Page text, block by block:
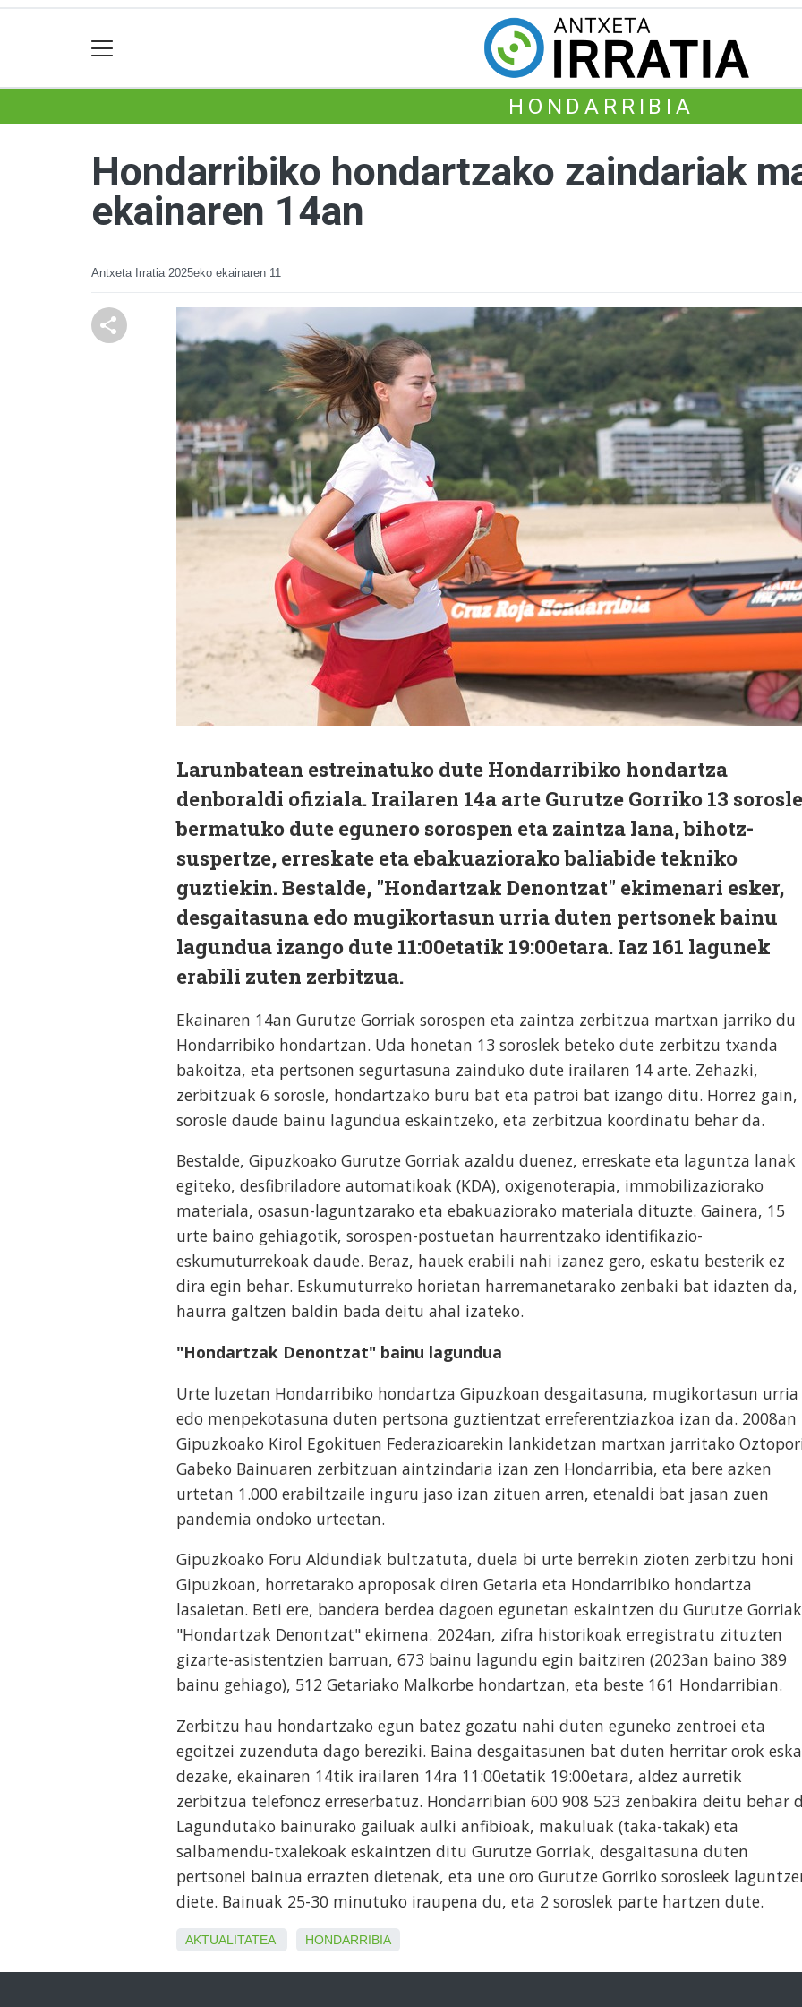
HONDARRIBIA
Hondarribiko hondartzako zaindariak
ekainaren 14an
Antxeta Irratia 2025eko ekainaren 11
Larunbatean estreinatuko dute Hondarribiko hondartza
denboraldi ofiziala. Irailaren 14a arte Gurutze Gorriko 13
bermatuko dute egunero sorospen eta zaintza lana, bihotz-
suspertze, erreskate eta ebakuaziorako baliabide tekniko
guztiekin. Bestalde, "Hondartzak Denontzat" ekimenari esker,
desgaitasuna edo mugikortasun urria duten pertsonek bainu
lagundua izango dute 11:00etatik 19:00etara. Iaz 161 lagunek
erabili zuten zerbitzua.
Ekainaren 14an Gurutze Gorriak sorospen eta zaintza zerbitzua martxan jarriko du
Hondarribiko hondartzan. Uda honetan 13 soroslek beteko dute zerbitzu txanda
bakoitza, eta pertsonen segurtasuna zainduko dute irailaren 14 arte. Zehazki,
zerbitzuak 6 sorosle, hondartzako buru bat eta patroi bat izango ditu. Horrez gain,
sorosle daude bainu lagundua eskaintzeko, eta zerbitzua koordinatu behar da.
Bestalde, Gipuzkoako Gurutze Gorriak azaldu duenez, erreskate eta laguntza lanak
egiteko, desfibriladore automatikoak (KDA), oxigenoterapia, immobilizaziorako
materiala, osasun-laguntzarako eta ebakuaziorako materiala dituzte. Gainera, 15
urte baino gehiagotik, sorospen-postuetan haurrentzako identifikazio-
eskumuturrekoak daude. Beraz, hauek erabili nahi izanez gero, eskatu besterik ez
dira egin behar. Eskumuturreko horietan harremanetarako zenbaki bat idazten da,
haurra galtzen baldin bada deitu ahal izateko.
"Hondartzak Denontzat" bainu lagundua
Urte luzetan Hondarribiko hondartza Gipuzkoan desgaitasuna, mugikortasun urria
edo menpekotasuna duten pertsona guztientzat erreferentziazkoa izan da. 2008an
Gipuzkoako Kirol Egokituen Federazioarekin lankidetzan martxan jarritako
Gabeko Bainuaren zerbitzuan aintzindaria izan zen Hondarribia, eta bere azken
urtetan 1.000 erabiltzaile inguru jaso izan zituen arren, etenaldi bat jasan zuen
pandemia ondoko urteetan.
Gipuzkoako Foru Aldundiak bultzatuta, duela bi urte berrekin zioten zerbitzu honi
Gipuzkoan, horretarako aproposak diren Getaria eta Hondarribiko hondartza
lasaietan. Beti ere, bandera berdea dagoen egunetan eskaintzen du Gurutze Gorriak
"Hondartzak Denontzat" ekimena. 2024an, zifra historikoak erregistratu zituzten
gizarte-asistentzien barruan, 673 bainu lagundu egin baitziren (2023an baino 389
bainu gehiago), 512 Getariako Malkorbe hondartzan, eta beste 161 Hondarribian.
Zerbitzu hau hondartzako egun batez gozatu nahi duten eguneko zentroei eta
egoitzei zuzenduta dago bereziki. Baina desgaitasunen bat duten herritar orok eska
dezake, ekainaren 14tik irailaren 14ra 11:00etatik 19:00etara, aldez aurretik
zerbitzua telefonoz erreserbatuz. Hondarribian 600 908 523 zenbakira deitu behar
Lagundutako bainurako gailuak aulki anfibioak, makuluak (taka-takak) eta
salbamendu-txalekoak eskaintzen ditu Gurutze Gorriak, desgaitasuna duten
pertsonei bainua errazten dietenak, eta une oro Gurutze Gorriko sorosleek
diete. Bainuak 25-30 minutuko iraupena du, eta 2 soroslek parte hartzen dute.
AKTUALITATEA HONDARRIBIA